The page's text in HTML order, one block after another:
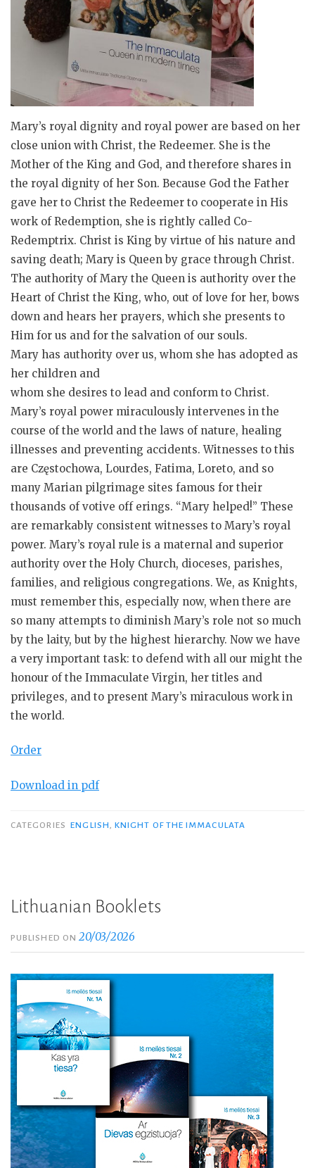
Mary’s royal dignity and royal power are based on her
close union with Christ, the Redeemer. She is the
Mother of the King and God, and therefore shares in
the royal dignity of her Son. Because God the Father
gave her to Christ the Redeemer to cooperate in His
work of Redemption, she is rightly called Co-
Redemptrix. Christ is King by virtue of his nature and
saving death; Mary is Queen by grace through Christ.
The authority of Mary the Queen is authority over the
Heart of Christ the King, who, out of love for her, bows
down and hears her prayers, which she presents to
Him for us and for the salvation of our souls.
Mary has authority over us, whom she has adopted as
her children and
whom she desires to lead and conform to Christ.
Mary’s royal power miraculously intervenes in the
course of the world and the laws of nature, healing
illnesses and preventing accidents. Witnesses to this
are Częstochowa, Lourdes, Fatima, Loreto, and so
many Marian pilgrimage sites famous for their
thousands of votive off erings. “Mary helped!” These
are remarkably consistent witnesses to Mary’s royal
power. Mary’s royal rule is a maternal and superior
authority over the Holy Church, dioceses, parishes,
families, and religious congregations. We, as Knights,
must remember this, especially now, when there are
so many attempts to diminish Mary’s role not so much
by the laity, but by the highest hierarchy. Now we have
a very important task: to defend with all our might the
honour of the Immaculate Virgin, her titles and
privileges, and to present Mary’s miraculous work in
the world.
Order
Download in pdf
CATEGORIES ENGLISH, KNIGHT OF THE IMMACULATA
Lithuanian Booklets
PUBLISHED ON20/03/2026